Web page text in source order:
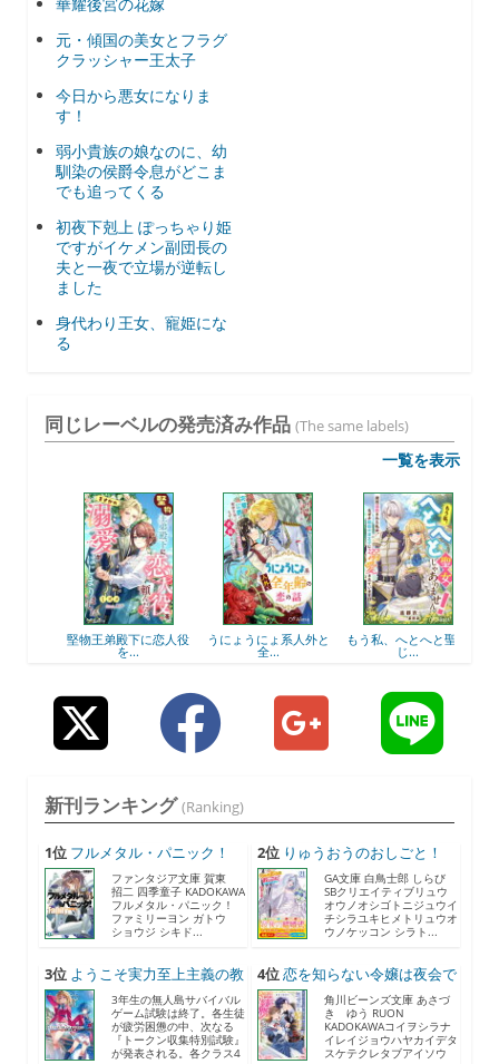
元・傾国の美女とフラグ
クラッシャー王太子
今日から悪女になりま
す！
弱小貴族の娘なのに、幼
馴染の侯爵令息がどこま
でも追ってくる
初夜下剋上 ぽっちゃり姫
ですがイケメン副団長の
夫と一夜で立場が逆転し
ました
身代わり王女、寵姫にな
る
同じレーベルの発売済み作品 (The same labels)
一覧を表示
堅物王弟殿下に恋人役
を...
うにょうにょ系人外と
全...
もう私、へとへと聖女
じ...
新刊ランキング (Ranking)
1位 フルメタル・パニック！
F...
ファンタジア文庫 賀東
招二 四季童子 KADOKAWA
フルメタル・パニック！
ファミリーヨン ガトウ
ショウジ シキド...
2位 りゅうおうのおしごと！
21...
GA文庫 白鳥士郎 しらび
SBクリエイティブリュウ
オウノオシゴトニジュウイ
チシラユキヒメトリュウオ
ウノケッコン シラト...
3位 ようこそ実力至上主義の教
室...
3年生の無人島サバイバル
ゲーム試験は終了。各生徒
が疲労困憊の中、次なる
『トークン収集特別試験』
が発表される。各クラス4
4位恋を知らない令嬢は夜会で
助...
角川ビーンズ文庫 あさづ
き ゆう RUON
KADOKAWAコイヲシラナ
イレイジョウハヤカイデタ
スケテクレタブアイソウ